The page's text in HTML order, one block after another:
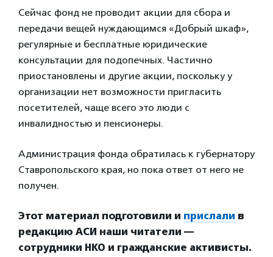
Сейчас фонд не проводит акции для сбора и
передачи вещей нуждающимся «Добрый шкаф»,
регулярные и бесплатные юридические
консультации для подопечных. Частично
приостановлены и другие акции, поскольку у
организации нет возможности пригласить
посетителей, чаще всего это люди с
инвалидностью и пенсионеры.
Администрация фонда обратилась к губернатору
Ставропольского края, но пока ответ от него не
получен.
Этот материал подготовили и прислали в
редакцию АСИ наши читатели —
сотрудники НКО и гражданские активисты.